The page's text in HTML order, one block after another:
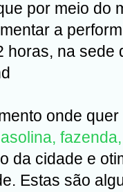
por meio do
a
horas, na sede
onde quer
da cidade e
Estas são